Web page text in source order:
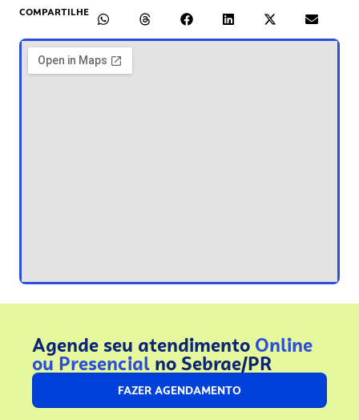
COMPARTILHE
Agende seu atendimento Online
ou Presencial no Sebrae/PR
FAZER AGENDAMENTO